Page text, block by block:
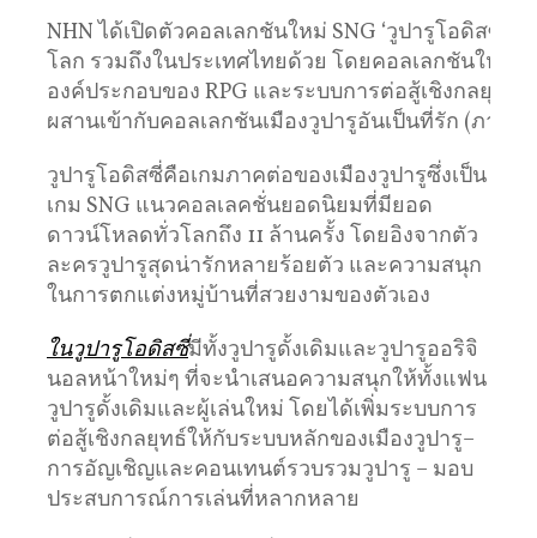
NHN ได้เปิดตัวคอลเลกชันใหม่ SNG ‘วูปารูโอดิสซี่’ ใ
โลก รวมถึงในประเทศไทยด้วย โดยคอลเลกชันใหม่นี้
องค์ประกอบของ RPG และระบบการต่อสู้เชิงกลยุทธ์
ผสานเข้ากับคอลเลกชันเมืองวูปารูอันเป็นที่รัก (ภาพ:
วูปารูโอดิสซี่คือเกมภาคต่อของเมืองวูปารูซึ่งเป็น
เกม SNG แนวคอลเลคชั่นยอดนิยมที่มียอด
ดาวน์โหลดทั่วโลกถึง 11 ล้านครั้ง โดยอิงจากตัว
ละครวูปารูสุดน่ารักหลายร้อยตัว และความสนุก
ในการตกแต่งหมู่บ้านที่สวยงามของตัวเอง
ในวูปารูโอดิสซี่มีทั้งวูปารูดั้งเดิมและวูปารูออริจิ
นอลหน้าใหม่ๆ ที่จะนำเสนอความสนุกให้ทั้งแฟน
วูปารูดั้งเดิมและผู้เล่นใหม่ โดยได้เพิ่มระบบการ
ต่อสู้เชิงกลยุทธ์ให้กับระบบหลักของเมืองวูปารู–
การอัญเชิญและคอนเทนต์รวบรวมวูปารู – มอบ
ประสบการณ์การเล่นที่หลากหลาย